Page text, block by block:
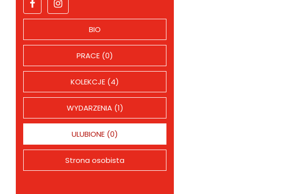
BIO
PRACE (0)
KOLEKCJE (4)
WYDARZENIA (1)
ULUBIONE (0)
Strona osobista